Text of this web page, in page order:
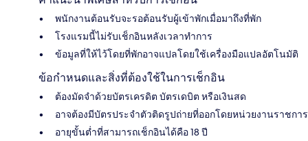
พนักงานต้อนรับจะรอต้อนรับผู้เข้าพักเมื่อมาถึงที่พัก
โรงแรมนี้ไม่รับเช็กอินหลังเวลาทำการ
ข้อมูลที่ให้ไว้โดยที่พักอาจแปลโดยใช้เครื่องมือแปลอัตโนมัติ
ข้อกำหนดและสิ่งที่ต้องใช้ในการเช็กอิน
ต้องมัดจำด้วยบัตรเครดิต บัตรเดบิต หรือเงินสด
อาจต้องมีบัตรประจำตัวติดรูปถ่ายที่ออกโดยหน่วยงานราชการ
อายุขั้นต่ำที่สามารถเช็กอินได้คือ 18 ปี